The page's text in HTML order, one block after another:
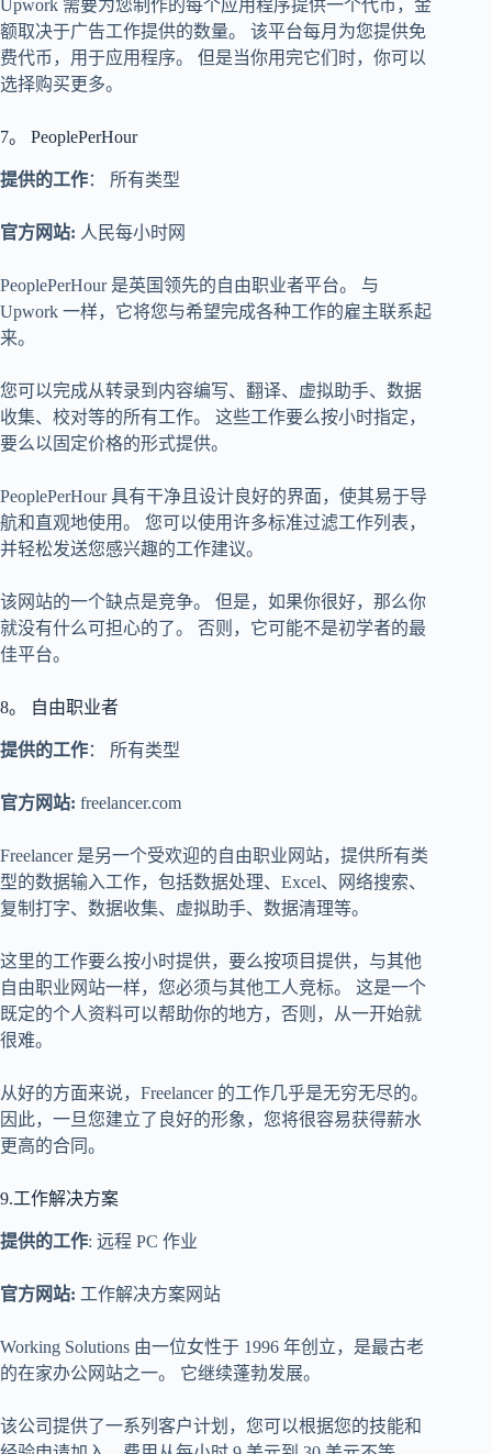
Upwork 需要为您制作的每个应用程序提供一个代币，金
额取决于广告工作提供的数量。 该平台每月为您提供免
费代币，用于应用程序。 但是当你用完它们时，你可以
选择购买更多。
7。 PeoplePerHour
提供的工作： 所有类型
官方网站: 人民每小时网
PeoplePerHour 是英国领先的自由职业者平台。 与
Upwork 一样，它将您与希望完成各种工作的雇主联系起
来。
您可以完成从转录到内容编写、翻译、虚拟助手、数据
收集、校对等的所有工作。 这些工作要么按小时指定，
要么以固定价格的形式提供。
PeoplePerHour 具有干净且设计良好的界面，使其易于导
航和直观地使用。 您可以使用许多标准过滤工作列表，
并轻松发送您感兴趣的工作建议。
该网站的一个缺点是竞争。 但是，如果你很好，那么你
就没有什么可担心的了。 否则，它可能不是初学者的最
佳平台。
8。 自由职业者
提供的工作： 所有类型
官方网站: freelancer.com
Freelancer 是另一个受欢迎的自由职业网站，提供所有类
型的数据输入工作，包括数据处理、Excel、网络搜索、
复制打字、数据收集、虚拟助手、数据清理等。
这里的工作要么按小时提供，要么按项目提供，与其他
自由职业网站一样，您必须与其他工人竞标。 这是一个
既定的个人资料可以帮助你的地方，否则，从一开始就
很难。
从好的方面来说，Freelancer 的工作几乎是无穷无尽的。
因此，一旦您建立了良好的形象，您将很容易获得薪水
更高的合同。
9.工作解决方案
提供的工作: 远程 PC 作业
官方网站: 工作解决方案网站
Working Solutions 由一位女性于 1996 年创立，是最古老
的在家办公网站之一。 它继续蓬勃发展。
该公司提供了一系列客户计划，您可以根据您的技能和